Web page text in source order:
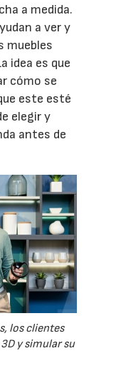
a medida.
a ver y
muebles
idea es que
cómo se
este esté
elegir y
antes de
los clientes
y simular su